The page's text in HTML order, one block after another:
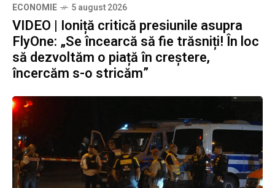
ECONOMIE 5 august 2026
VIDEO | Ioniță critică presiunile asupra
FlyOne: „Se încearcă să fie trăsniți! În loc
să dezvoltăm o piață în creștere,
încercăm s-o stricăm”